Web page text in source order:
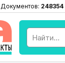
Документов: 248354